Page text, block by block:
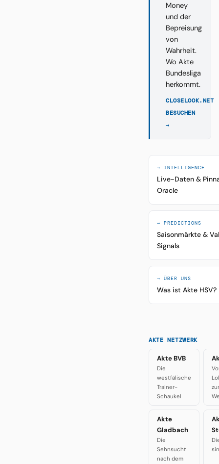
Money
und der
Bepreisung
von
Wahrheit.
Wo Akte
Bundesliga
herkommt.
CLOSELOOK.NET
BESUCHEN
→
→ INTELLIGENCE
Live-Daten &
Oracle
→ PREDICTIONS
Saisonmärkte &
Signals
→ ÜBER UNS
Was ist Akte HSV?
AKTE NETZWERK
Akte BVB
Die
westfälische
Trainer-
Schaukel
Akte
Gladbach
Die
Sehnsucht
nach dem